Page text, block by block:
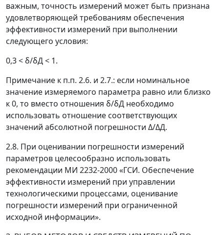
важным, точность измерений может быть признана
удовлетворяющей требованиям обеспечения
эффективности измерений при выполнении
следующего условия:
0,3 <δ/δД< 1.
Примечание к п.п. 2.6. и 2.7.: если номинальное
значение измеряемого параметра равно или близко
к 0, то вместо отношения δ/δД необходимо
использовать отношение соответствующих
значений абсолютной погрешности Δ/ΔД.
2.8. При оценивании погрешности измерений
параметров целесообразно использовать
рекомендации МИ 2232-2000 «ГСИ. Обеспечение
эффективности измерений при управлении
технологическими процессами, оценивание
погрешности измерений при ограниченной
исходной информации».